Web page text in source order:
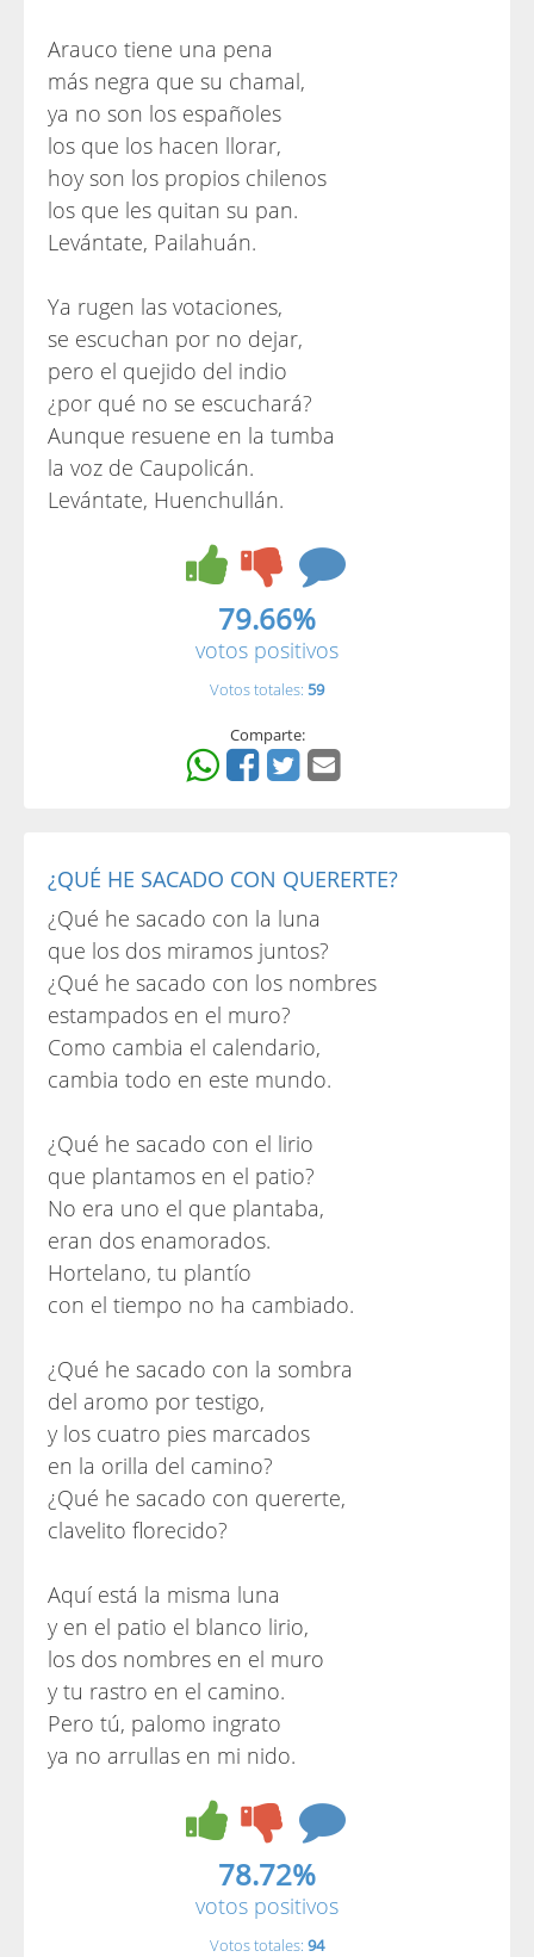
Arauco tiene una pena
más negra que su chamal,
ya no son los españoles
los que los hacen llorar,
hoy son los propios chilenos
los que les quitan su pan.
Levántate, Pailahuán.
Ya rugen las votaciones,
se escuchan por no dejar,
pero el quejido del indio
¿por qué no se escuchará?
Aunque resuene en la tumba
la voz de Caupolicán.
Levántate, Huenchullán.
79.66%
votos positivos
Votos totales: 59
Comparte:
¿QUÉ HE SACADO CON QUERERTE?
¿Qué he sacado con la luna
que los dos miramos juntos?
¿Qué he sacado con los nombres
estampados en el muro?
Como cambia el calendario,
cambia todo en este mundo.
¿Qué he sacado con el lirio
que plantamos en el patio?
No era uno el que plantaba,
eran dos enamorados.
Hortelano, tu plantío
con el tiempo no ha cambiado.
¿Qué he sacado con la sombra
del aromo por testigo,
y los cuatro pies marcados
en la orilla del camino?
¿Qué he sacado con quererte,
clavelito florecido?
Aquí está la misma luna
y en el patio el blanco lirio,
los dos nombres en el muro
y tu rastro en el camino.
Pero tú, palomo ingrato
ya no arrullas en mi nido.
78.72%
votos positivos
Votos totales: 94